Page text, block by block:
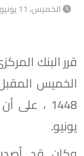
الخميس، 11 يونيو 2026 02:55 م
قرر البنك
الخميس
يونيو.